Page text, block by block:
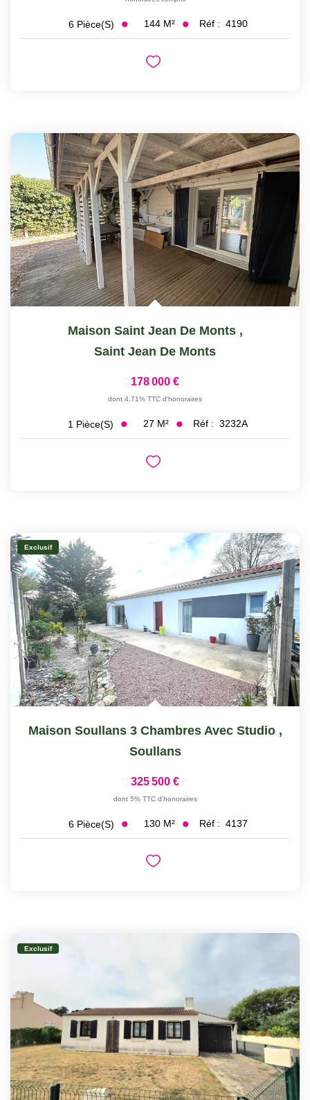
6 Pièce(s) 144 M² Réf : 4190
Maison Saint Jean De Monts ,
Saint Jean De Monts
178 000 €
dont 4,71% TTC d'honoraires
1 Pièce(s) 27 M² Réf : 3232A
Exclusif
Maison Soullans 3 Chambres Avec Studio ,
Soullans
325 500 €
dont 5% TTC d'honoraires
6 Pièce(s) 130 M² Réf : 4137
Exclusif